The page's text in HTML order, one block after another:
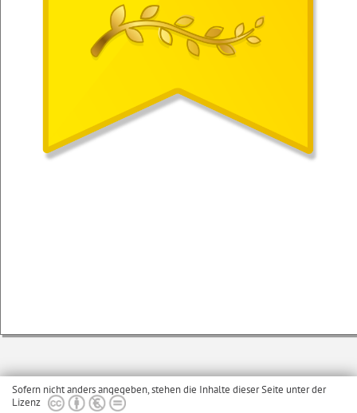
Sofern nicht anders angegeben, stehen die Inhalte dieser Seite unter der
Lizenz